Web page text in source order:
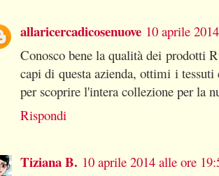
allaricercadicosenuove 10 aprile
Conosco bene la qualità dei prodotti
capi di questa azienda, ottimi i
per scoprire l'intera collezione per la
Rispondi
Tiziana B. 10 aprile 2014 alle ore